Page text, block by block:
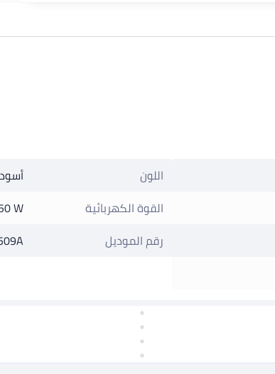
اللون
أسود
القوة الكهربائية
W
رقم الموديل